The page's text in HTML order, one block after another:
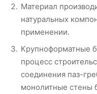
Материал
натуральных
применении.
Крупноформатные
процесс
соединения паз-
монолитные стены